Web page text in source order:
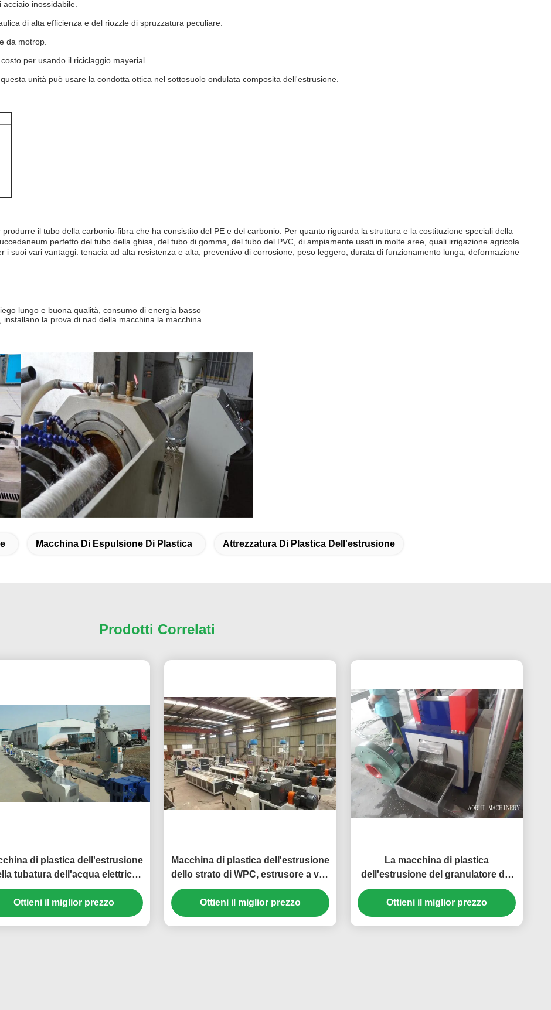
inossidabile.
di alta efficienza e del riozzle di spruzzatura peculiare.
da motrop.
per usando il riciclaggio mayerial.
unità può usare la condotta ottica nel sottosuolo ondulata composita dell'estrusione.
produrre il tubo della carbonio-fibra che ha consistito del PE e del carbonio. Per quanto riguarda la struttura e la costituzione speciali della
perfetto del tubo della ghisa, del tubo di gomma, del tubo del PVC, di ampiamente usati in molte aree, quali irrigazione agricola
i suoi vari vantaggi: tenacia ad alta resistenza e alta, preventivo di corrosione, peso leggero, durata di funzionamento lunga, deformazione
lungo e buona qualità , consumo di energia basso
la prova di nad della macchina la macchina.
Macchina Di Espulsione Di Plastica Attrezzatura Di Plastica Dell'estrusione
Prodotti Correlati
di plastica dell'estrusione
tubatura dell'acqua elettrica
espulsore del tubo di
drenaggio dei pp
Ottieni il miglior prezzo
Macchina di plastica dell'estrusione
dello strato di WPC, estrusore a vite
gemellato conico
Ottieni il miglior prezzo
La macchina di plastica
dell'estrusione del granulatore dei
fiocchi della bottiglia dell'ANIMALE
DOMESTICO, ANIMALE
DOMESTICO ricicla l'espulsore
Ottieni il miglior prezzo